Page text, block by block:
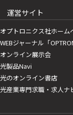
運営サイト
オプトロニクス社ホーム
WEBジャーナル「
オンライン展示会
光製品Navi
光のオンライン書店
光産業専門求職・求人ナ